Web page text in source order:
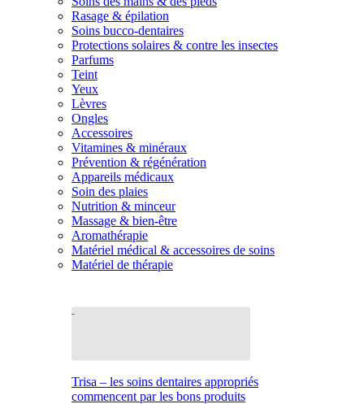
Rasage & épilation
Soins bucco-dentaires
Protections solaires & contre les insectes
Parfums
Teint
Yeux
Lèvres
Ongles
Accessoires
Vitamines & minéraux
Prévention & régénération
Appareils médicaux
Soin des plaies
Nutrition & minceur
Massage & bien-être
Aromathérapie
Matériel médical & accessoires de soins
Matériel de thérapie
Trisa – les soins dentaires appropriés
commencent par les bons produits